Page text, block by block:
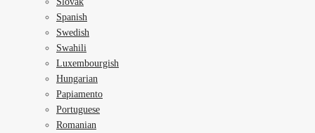
Spanish
Swedish
Swahili
Luxembourgish
Hungarian
Papiamento
Portuguese
Romanian